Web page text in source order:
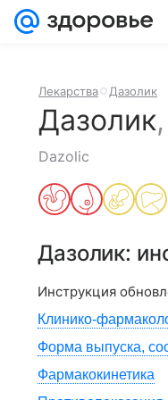
Лекарства Дазолик
Дазолик,
Dazolic
Дазолик:
Инструкция
Клинико-
Форма выпуска,
Фармакокинетика